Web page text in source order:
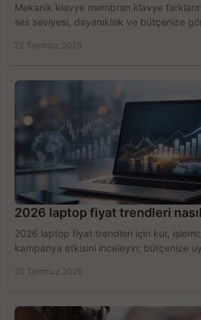
Mekanik klavye membran klavye
ses seviyesi, dayanıklılık ve bütçenize
22 Temmuz 2026
2026 laptop fiyat trendleri
2026 laptop fiyat trendleri için kur,
kampanya etkisini inceleyin; bütçenize
20 Temmuz 2026